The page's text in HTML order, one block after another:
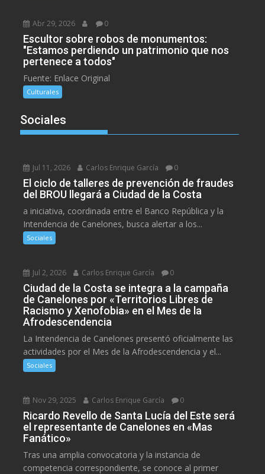
Abr 29, 2026 0
Escultor sobre robos de monumentos:
"Estamos perdiendo un patrimonio que nos
pertenece a todos"
Fuente: Enlace Original
Culturales
Sociales
Jul 11, 2026 Carlos Enrique García 0
El ciclo de talleres de prevención de fraudes
del BROU llegará a Ciudad de la Costa
a iniciativa, coordinada entre el Banco República y la
Intendencia de Canelones, busca alertar a los...
Sociales
Jul 2, 2026 Carlos Enrique García 0
Ciudad de la Costa se integra a la campaña
de Canelones por «Territorios Libres de
Racismo y Xenofobia» en el Mes de la
Afrodescendencia
La Intendencia de Canelones presentó oficialmente las
actividades por el Mes de la Afrodescendencia y el...
Sociales
Nov 29, 2025 Carlos Enrique García 0
Ricardo Revello de Santa Lucía del Este será
el representante de Canelones en «Mas
Fanático»
Tras una amplia convocatoria y la instancia de
competencia correspondiente, se conoce al primer